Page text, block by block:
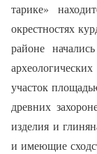
тарике»
окрестностях
районе
участок
древних
изделия и
и имеющие